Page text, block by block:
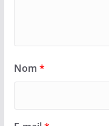
Nom *